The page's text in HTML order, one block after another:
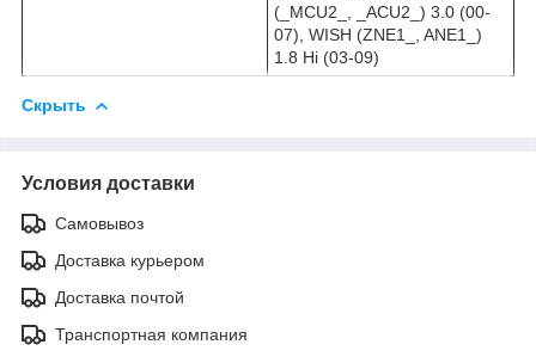
(_MCU2_, _ACU2_) 3.0 (00-
07), WISH (ZNE1_, ANE1_)
1.8 Hi (03-09)
Скрыть
Условия доставки
Самовывоз
Доставка курьером
Доставка почтой
Транспортная компания